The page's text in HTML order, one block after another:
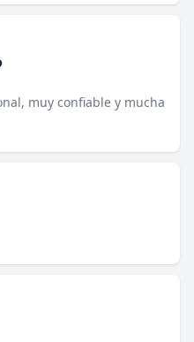
muy confiable y mucha